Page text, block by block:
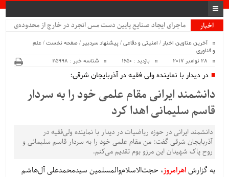
اخبار
ماجرای ایجاد صنایع پایین دست مس انجرد در خارج از محدوده‌ی
آخرین عناوین اخبار / امنیتی و دفاعی/پیشنهاد سردبیر /صفحه نخست/ علم
و فناوری
بازدید : 1650 شناسه خبر : 25998
در دیدار با نماینده ولی فقیه در آذربایجان شرقی:
دانشمند ایرانی مقام علمی خود را به سردار
قاسم سلیمانی اهدا کرد
دانشمند ایرانی در حوزه ریاضیات در دیدار با نماینده ولی‌فقیه در
آذربایجان شرقی گفت: من مقام علمی خود را به سردار قاسم سلیمانی و
روح پاک شهیدان این مرزو بوم تقدیم می‌کنم.
به گزارشاهرامروز، حجت‌الاسلام‌والمسلمین سیدمحمدعلی آل‌هاشم